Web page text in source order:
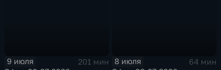
9 июля
201 мин
8 июля
64 мин